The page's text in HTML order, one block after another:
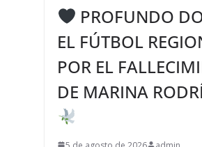
PROFUNDO
EL FÚTBOL
POR EL
DE MARINA